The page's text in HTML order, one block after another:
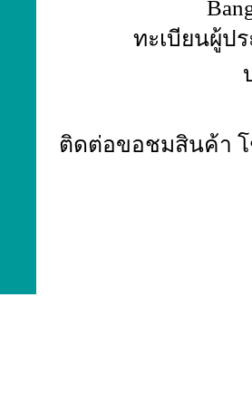
ทะเบียนผู้ป
ติดต่อขอชมสินค้า โ